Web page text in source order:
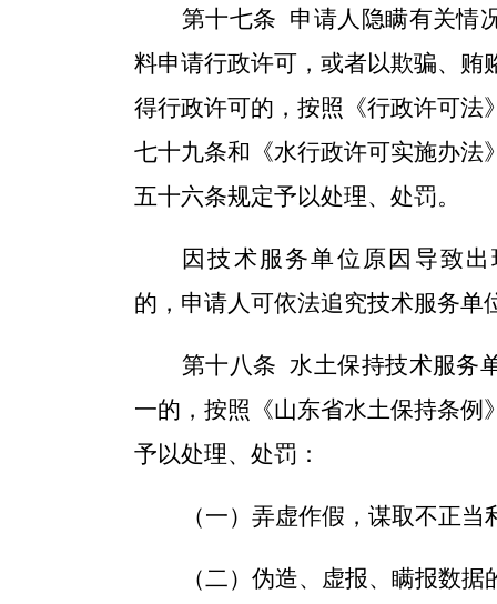
第十七条 申请人隐瞒有关情
料申请行政许可，或者以欺骗、贿
得行政许可的，按照《行政许可法
七十九条和《水行政许可实施办法
五十六条规定予以处理、处罚。
因技术服务单位原因导致
的，申请人可依法追究技术服务单
第十八条 水土保持技术服务
一的，按照《山东省水土保持条例
予以处理、处罚：
（一）弄虚作假，谋取不正当
（二）伪造、虚报、瞒报数据